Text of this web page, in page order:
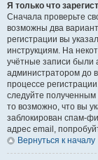
Я только что
Сначала проверьте
возможны два
регистрации вы
инструкциям. На
учётные записи были
администратором до
процессе
следуйте
то возможно, что вы
заблокирован спам-
адрес email,
Вернуться к началу